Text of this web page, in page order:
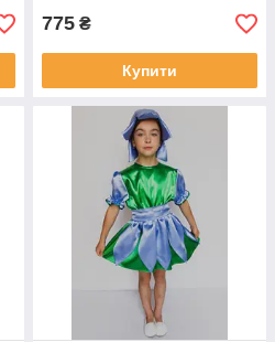
775 ₴
Купити